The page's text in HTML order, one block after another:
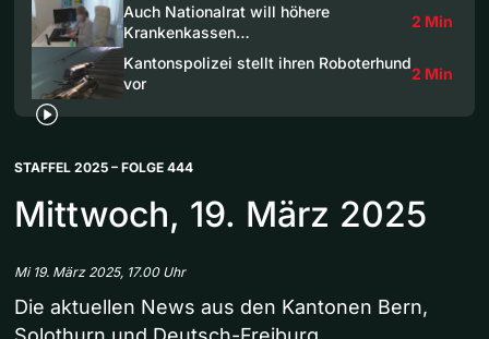
Auch Nationalrat will höhere
Krankenkassen…
2 Min
Kantonspolizei stellt ihren Roboterhund
vor
2 Min
STAFFEL 2025 – FOLGE 444
Mittwoch, 19. März 2025
Mi 19. März 2025, 17.00 Uhr
Die aktuellen News aus den Kantonen Bern,